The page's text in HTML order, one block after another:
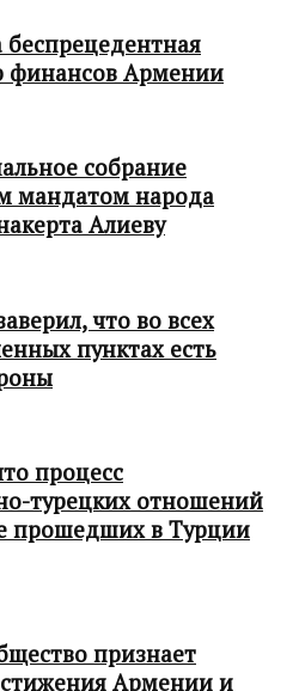
финансов Армении
собрание
мандатом народа
Алиеву
что во всех
пунктах есть
процесс
турецких отношений
прошедших в Турции
признает
Армении и